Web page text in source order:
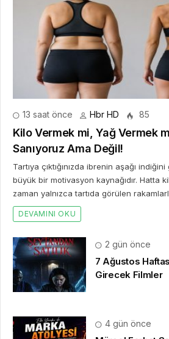
13 saat önce Hbr HD 85
Kilo Vermek mi, Yağ Vermek
Sanıyoruz Ama Değil!
Tartıya çıktığınızda ibrenin aşağı
büyük bir motivasyon kaynağıdır. Hatta
zaman yalnızca tartıda görülen
DEVAMINI OKU
2 gün önce
7 Ağustos
Girecek Filmler
4 gün önce